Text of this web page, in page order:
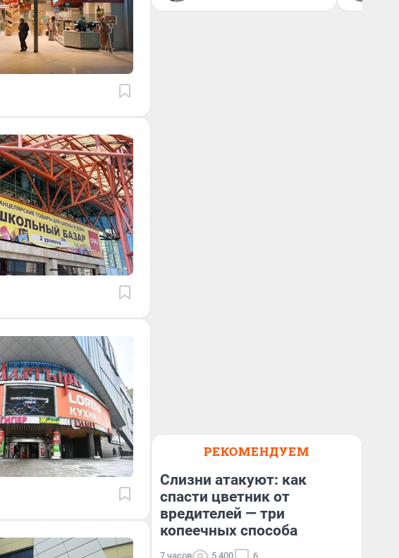
РЕКОМЕНДУЕМ
Слизни атакуют: как
спасти цветник от
вредителей — три
копеечных способа
7 часов 5 400 6